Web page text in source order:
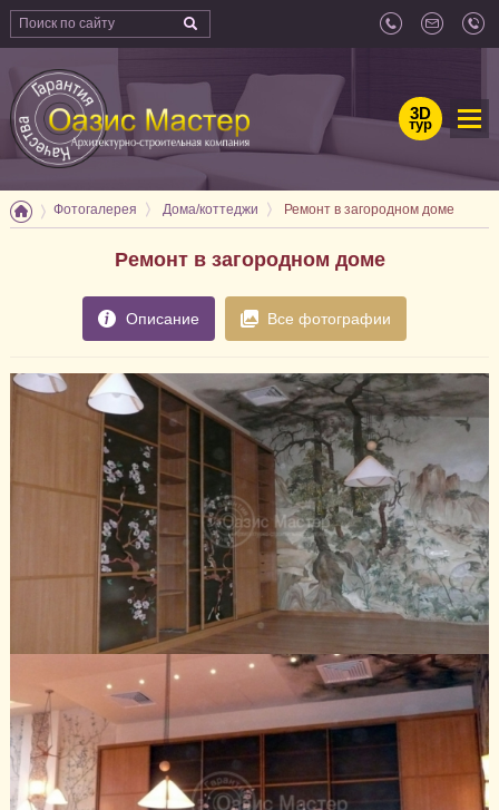
3D
тур
Фотогалерея Дома/коттеджи Ремонт в загородном доме
Ремонт в загородном доме
Описание Все фотографии